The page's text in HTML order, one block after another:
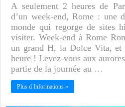
A seulement 2 heures de
d’un week-end, Rome : une
monde qui regorge de sites
visiter. Week-end à Rome
un grand H, la Dolce Vita, et
heure ! Levez-vous aux
partie de la journée au …
Plus d Informations »